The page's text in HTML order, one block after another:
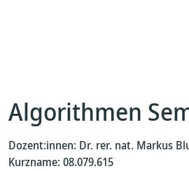
Algorithmen
Dozent:innen: Dr. rer. nat. Markus
Kurzname: 08.079.615